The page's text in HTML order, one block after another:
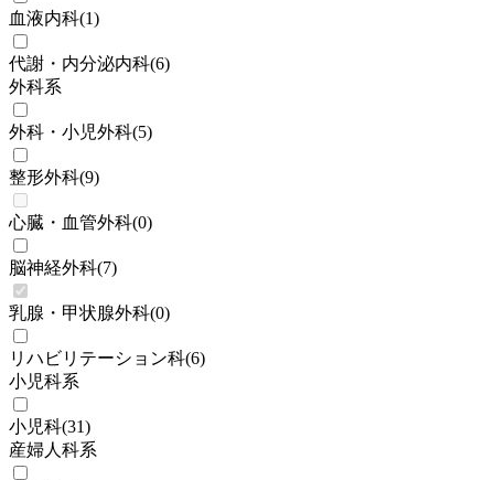
血液内科(1)
代謝・内分泌内科(6)
外科系
外科・小児外科(5)
整形外科(9)
心臓・血管外科(0)
脳神経外科(7)
乳腺・甲状腺外科(0)
リハビリテーション科(6)
小児科系
小児科(31)
産婦人科系